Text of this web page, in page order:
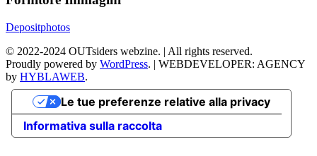
Depositphotos
© 2022-2024 OUTsiders webzine. | All rights reserved.
Proudly powered by WordPress. | WEBDEVELOPER: AGENCY
by HYBLAWEB.
Informativa sulla raccolta
Le tue preferenze relative alla privacy